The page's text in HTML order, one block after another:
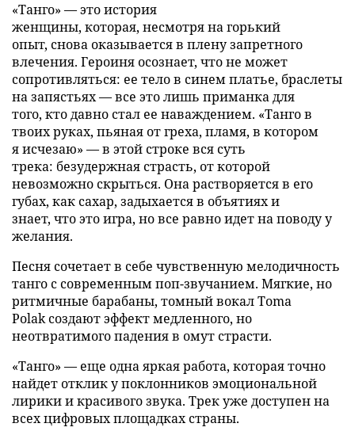
«Танго» — это история
женщины, которая, несмотря на горький
опыт, снова оказывается в плену запретного
влечения. Героиня осознает, что не может
сопротивляться: ее тело в синем платье, браслеты
на запястьях — все это лишь приманка для
того, кто давно стал ее наваждением. «Танго в
твоих руках, пьяная от греха, пламя, в котором
я исчезаю» — в этой строке вся суть
трека: безудержная страсть, от которой
невозможно скрыться. Она растворяется в его
губах, как сахар, задыхается в объятиях и
знает, что это игра, но все равно идет на поводу у
желания.
Песня сочетает в себе чувственную мелодичность
танго с современным поп-звучанием. Мягкие, но
ритмичные барабаны, томный вокал Toma
Polak создают эффект медленного, но
неотвратимого падения в омут страсти.
«Танго» — еще одна яркая работа, которая точно
найдет отклик у поклонников эмоциональной
лирики и красивого звука. Трек уже доступен на
всех цифровых площадках страны.